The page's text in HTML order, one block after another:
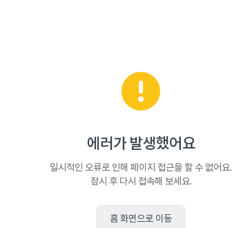
에러가 발생했어요
일시적인 오류로 인해 페이지 접근을 할 수 없어요.
잠시 후 다시 접속해 보세요.
홈 화면으로 이동